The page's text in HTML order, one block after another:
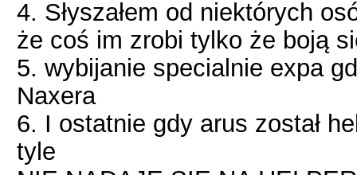
4. Słyszałem od niektórych
że coś im zrobi tylko że boją
5. wybijanie specialnie expa
Naxera
6. I ostatnie gdy arus został
tyle